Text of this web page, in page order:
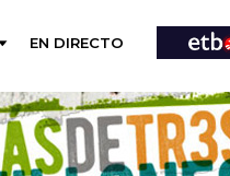
EN DIRECTO